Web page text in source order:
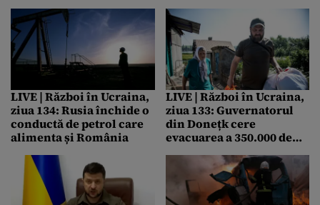
„Urmează o bătălie
uriașă”/ Volodimir
Zelenski cere
Occidentului arme
„moderne puternice și de
consecinţe grave, chiar
catastrofale, pe piaţa
mondială a energiei”
LIVE | Război în Ucraina,
ziua 134: Rusia închide o
conductă de petrol care
alimenta și România
LIVE | Război în Ucraina,
ziua 133: Guvernatorul
din Donețk cere
evacuarea a 350.000 de
țări va fi decis de
regiunea Donețk”